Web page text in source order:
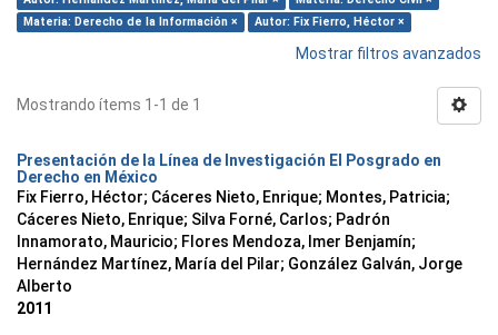
Materia: Derecho de la Información ×
Autor: Fix Fierro, Héctor ×
Mostrar filtros avanzados
Mostrando ítems 1-1 de 1
Presentación de la Línea de Investigación El Posgrado en
Derecho en México
Fix Fierro, Héctor; Cáceres Nieto, Enrique; Montes, Patricia;
Cáceres Nieto, Enrique; Silva Forné, Carlos; Padrón
Innamorato, Mauricio; Flores Mendoza, Imer Benjamín;
Hernández Martínez, María del Pilar; González Galván, Jorge
Alberto
2011